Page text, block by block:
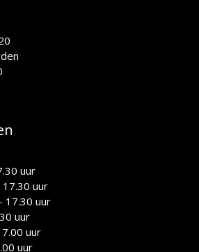
uur
uur
17.30 uur
uur
uur
uur